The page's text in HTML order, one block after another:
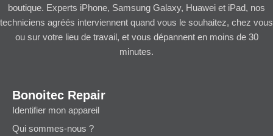
boutique. Experts iPhone, Samsung Galaxy, Huawei et iPad, nos
techniciens agréés interviennent quand vous le souhaitez, chez vous
ou sur votre lieu de travail, et vous dépannent en moins de 30
minutes.
Bonoitec Repair
Identifier mon appareil
Qui sommes-nous ?